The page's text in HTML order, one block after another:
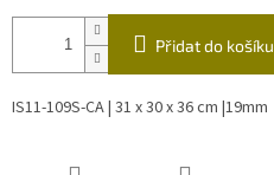
Přidat do košíku
IS11-109S-CA | 31 x 30 x 36 cm |19mm